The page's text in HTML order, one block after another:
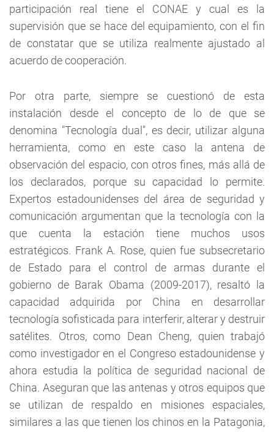
participación real tiene el CONAE y cual es la
supervisión que se hace del equipamiento, con el fin
de constatar que se utiliza realmente ajustado al
acuerdo de cooperación.
Por otra parte, siempre se cuestionó de esta
instalación desde el concepto de lo de que se
denomina "Tecnología dual", es decir, utilizar alguna
herramienta, como en este caso la antena de
observación del espacio, con otros fines, más allá de
los declarados, porque su capacidad lo permite.
Expertos estadounidenses del área de seguridad y
comunicación argumentan que la tecnología con la
que cuenta la estación tiene muchos usos
estratégicos. Frank A. Rose, quien fue subsecretario
de Estado para el control de armas durante el
gobierno de Barak Obama (2009-2017), resaltó la
capacidad adquirida por China en desarrollar
tecnología sofisticada para interferir, alterar y destruir
satélites. Otros, como Dean Cheng, quien trabajó
como investigador en el Congreso estadounidense y
ahora estudia la política de seguridad nacional de
China. Aseguran que las antenas y otros equipos que
se utilizan de respaldo en misiones espaciales,
similares a las que tienen los chinos en la Patagonia,